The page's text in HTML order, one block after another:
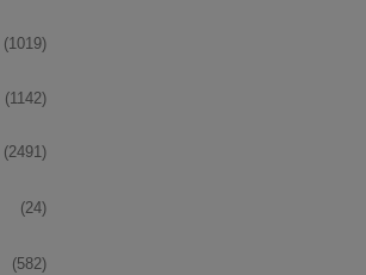
(1019)
(1142)
(2491)
(24)
(582)